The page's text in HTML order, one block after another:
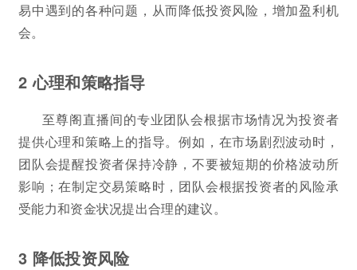
易中遇到的各种问题，从而降低投资风险，增加盈利机
会。
2 心理和策略指导
至尊阁直播间的专业团队会根据市场情况为投资者
提供心理和策略上的指导。例如，在市场剧烈波动时，
团队会提醒投资者保持冷静，不要被短期的价格波动所
影响；在制定交易策略时，团队会根据投资者的风险承
受能力和资金状况提出合理的建议。
3 降低投资风险